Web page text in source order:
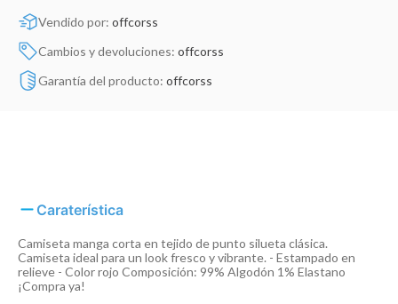
Vendido por: offcorss
Cambios y devoluciones: offcorss
Garantía del producto: offcorss
Caraterística
Camiseta manga corta en tejido de punto silueta clásica.
Camiseta ideal para un look fresco y vibrante. - Estampado en
relieve - Color rojo Composición: 99% Algodón 1% Elastano
¡Compra ya!